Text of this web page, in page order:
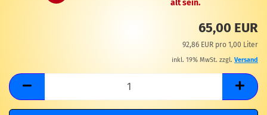
alt sein.
65,00 EUR
92,86 EUR pro 1,00 Liter
inkl. 19% MwSt. zzgl. Versand